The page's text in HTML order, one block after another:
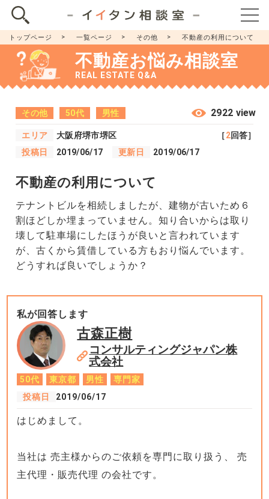
トップページ 一覧ページ その他 不動産の利用について
不動産お悩み相談室
REAL ESTATE Q&A
その他 50代 男性
エリア
大阪府堺市堺区
投稿日
2019/06/17 更新日 2019/06/17
［2回答］
2922 view
不動産の利用について
テナントビルを相続しましたが、建物が古いため６
割ほどしか埋まっていません。知り合いからは取り
壊して駐車場にしたほうが良いと言われています
が、古くから賃借している方もおり悩んでいます。
どうすれば良いでしょうか？
私が回答します
古森正樹
コンサルティングジャパン株
式会社
50代 東京都 男性
専門家
投稿日
2019/06/17
はじめまして。
当社は 売主様からのご依頼を専門に取り扱う、 売
主代理・販売代理 の会社です。